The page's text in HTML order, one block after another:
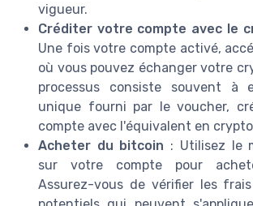
vigueur.
Créditer votre compte avec le
Une fois votre compte activé,
où vous pouvez échanger votre
processus consiste souvent à
unique fourni par le voucher,
compte avec l'équivalent en
Acheter du bitcoin : Utilisez le
sur votre compte pour
Assurez-vous de vérifier les